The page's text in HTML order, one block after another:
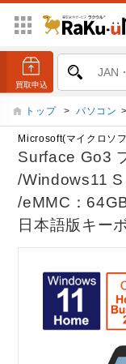
トップ > パソコン >
Microsoft(マイクロソ
Surface Go3
/Windows11
/eMMC：
日本語版キー